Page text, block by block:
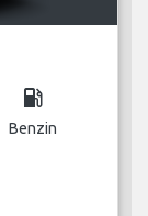
local_gas_station
Benzin